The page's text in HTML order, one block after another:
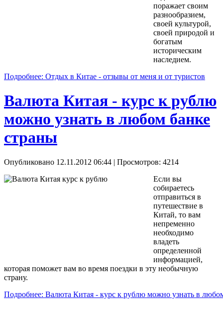
поражает своим
разнообразием,
своей культурой,
своей природой и
богатым
историческим
наследием.
Подробнее: Отдых в Китае - отзывы от меня и от туристов
Валюта Китая - курс к рублю
можно узнать в любом банке
страны
Опубликовано 12.11.2012 06:44 | Просмотров: 4214
Если вы
собираетесь
отправиться в
путешествие в
Китай, то вам
непременно
необходимо
владеть
определенной
информацией,
которая поможет вам во время поездки в эту необычную
страну.
Подробнее: Валюта Китая - курс к рублю можно узнать в